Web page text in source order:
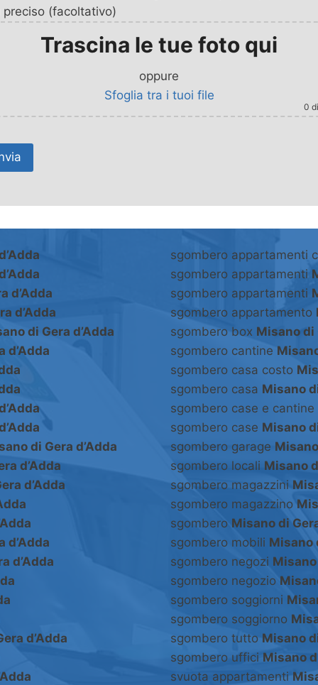
preciso (facoltativo)
Trascina le tue foto qui
oppure
Sfoglia tra i tuoi file
0
d’Adda
d’Adda
di Gera d’Adda
d’Adda
di Gera d’Adda
d’Adda
d’Adda
d’Adda
d’Adda
d’Adda
sgombero appartamenti
sgombero appartamenti
sgombero appartamenti
sgombero appartamento
sgombero box Misano di
sgombero cantine
sgombero casa costo
sgombero casa Misano
sgombero case e cantine
sgombero case Misano
sgombero garage
sgombero locali Misano
sgombero magazzini
sgombero magazzino
sgombero Misano di
sgombero mobili Misano
sgombero negozi Misano
sgombero negozio
sgombero soggiorni
sgombero soggiorno
sgombero tutto Misano
sgombero uffici Misano
svuota appartamenti